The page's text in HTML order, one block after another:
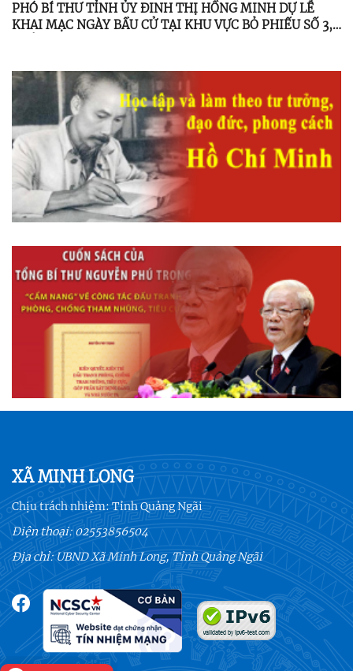
PHÓ BÍ THƯ TỈNH ỦY ĐINH THỊ HỒNG MINH DỰ LỄ
KHAI MẠC NGÀY BẦU CỬ TẠI KHU VỰC BỎ PHIẾU SỐ 3,
XÃ MINH LONG
Chịu trách nhiệm:Tỉnh Quảng Ngãi
Điện thoại:02553856504
Địa chỉ: UBND Xã Minh Long, Tỉnh Quảng Ngãi